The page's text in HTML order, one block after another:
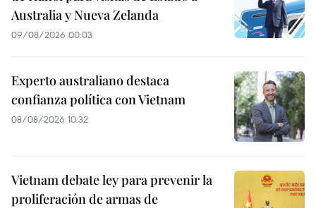
Australia y Nueva Zelanda
09/08/2026 00:03
Experto australiano destaca
confianza política con Vietnam
08/08/2026 10:32
Vietnam debate ley para prevenir la
proliferación de armas de